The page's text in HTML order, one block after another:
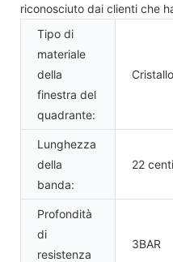
riconosciuto dai clienti che
Tipo di
materiale
della
finestra del
quadrante:
Cristallo
Lunghezza
della
banda:
22
Profondità
di
resistenza
3BAR